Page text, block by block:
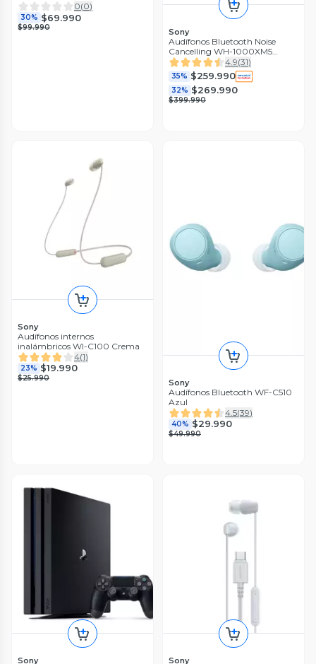
0(0)
30% $69.990
$99.990 Sony
Audífonos Bluetooth Noise
Cancelling WH-1000XM5
Negro
4.9(31)
35% $259.990
32% $269.990
$399.990
Sony
Audífonos internos
inalámbricos WI-C100 Crema
4(1)
23% $19.990
$25.990 Sony
Audífonos Bluetooth WF-C510
Azul
4.5(39)
40% $29.990
$49.990
Sony Sony